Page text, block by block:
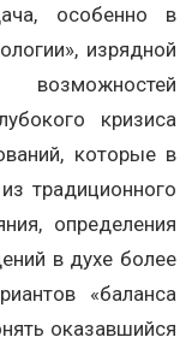
особенно в
изрядной
возможностей
кризиса
которые в
традиционного
определения
в духе более
«баланса
оказавшийся